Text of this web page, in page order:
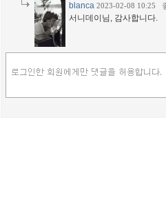
blanca 2023-02-08 10:25
서니데이님, 감사합니다.